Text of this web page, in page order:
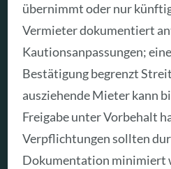
übernimmt oder nur
Vermieter dokumentiert
Kautionsanpassungen;
Bestätigung begrenzt
ausziehende Mieter kann
Freigabe unter Vorbehalt
Verpflichtungen sollten
Dokumentation minimiert